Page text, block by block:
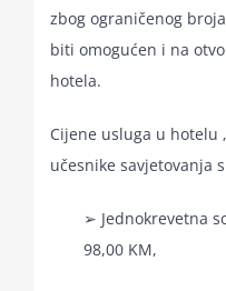
zbog ograničenog
biti omogućen i na
hotela.
Cijene usluga u hotelu
učesnike savjetovanja
➢ Jednokrevetna
98,00 KM,